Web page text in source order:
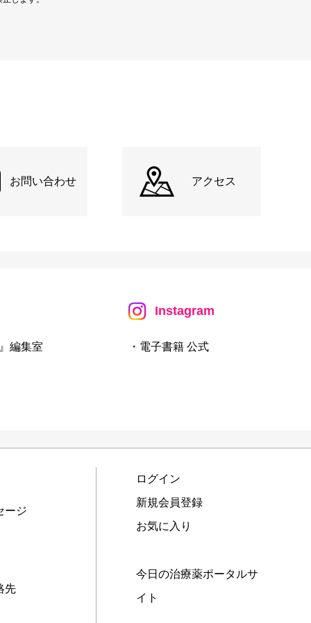
お問い合わせ アクセス
編集室
Instagram
・電子書籍 公式
ージ
先
ログイン
新規会員登録
お気に入り
今日の治療薬ポータルサ
イト